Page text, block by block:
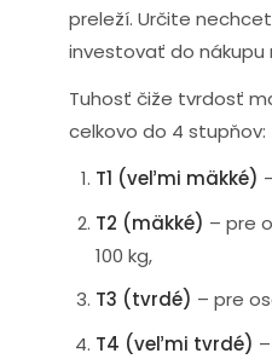
preleží. Určite
investovať do nákupu
Tuhosť čiže tvrdosť
celkovo do 4 stupňov:
T1 (veľmi mäkké)
T2 (mäkké) – pre
100 kg,
T3 (tvrdé) – pre
T4 (veľmi tvrdé)